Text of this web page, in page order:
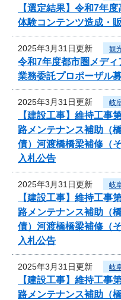
【選定結果】令和7年
体験コンテンツ造成・
2025年3月31日更新 観
令和7年度都市圏メデ
業務委託プロポーザル
2025年3月31日更新 岐
【建設工事】維持工
路メンテナンス補助（
債）河渡橋橋梁補修（
入札公告
2025年3月31日更新 岐
【建設工事】維持工
路メンテナンス補助（
債）河渡橋橋梁補修（
入札公告
2025年3月31日更新 岐
【建設工事】維持工
路メンテナンス補助（